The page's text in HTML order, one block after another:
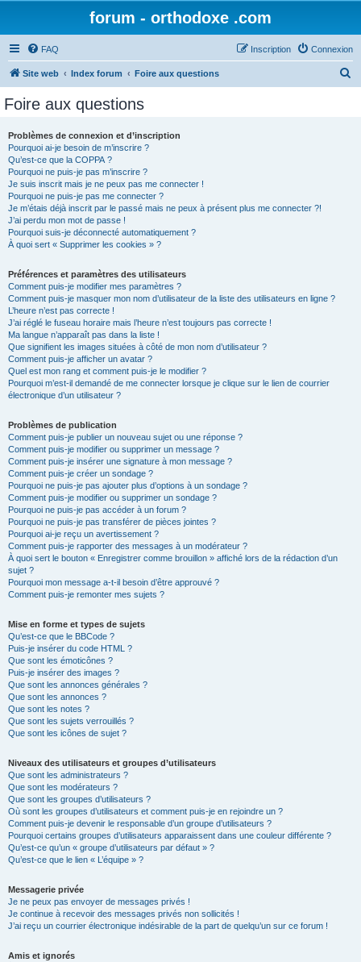
forum - orthodoxe .com
FAQ Connexion
Inscription
Site web Index forum Foire aux questions
Foire aux questions
Problèmes de connexion et d’inscription
Pourquoi ai-je besoin de m’inscrire ?
Qu’est-ce que la COPPA ?
Pourquoi ne puis-je pas m’inscrire ?
Je suis inscrit mais je ne peux pas me connecter !
Pourquoi ne puis-je pas me connecter ?
Je m’étais déjà inscrit par le passé mais ne peux à présent plus me connecter ?!
J’ai perdu mon mot de passe !
Pourquoi suis-je déconnecté automatiquement ?
À quoi sert « Supprimer les cookies » ?
Préférences et paramètres des utilisateurs
Comment puis-je modifier mes paramètres ?
Comment puis-je masquer mon nom d’utilisateur de la liste des utilisateurs en ligne ?
L’heure n’est pas correcte !
J’ai réglé le fuseau horaire mais l’heure n’est toujours pas correcte !
Ma langue n’apparaît pas dans la liste !
Que signifient les images situées à côté de mon nom d’utilisateur ?
Comment puis-je afficher un avatar ?
Quel est mon rang et comment puis-je le modifier ?
Pourquoi m’est-il demandé de me connecter lorsque je clique sur le lien de courrier
électronique d’un utilisateur ?
Problèmes de publication
Comment puis-je publier un nouveau sujet ou une réponse ?
Comment puis-je modifier ou supprimer un message ?
Comment puis-je insérer une signature à mon message ?
Comment puis-je créer un sondage ?
Pourquoi ne puis-je pas ajouter plus d’options à un sondage ?
Comment puis-je modifier ou supprimer un sondage ?
Pourquoi ne puis-je pas accéder à un forum ?
Pourquoi ne puis-je pas transférer de pièces jointes ?
Pourquoi ai-je reçu un avertissement ?
Comment puis-je rapporter des messages à un modérateur ?
À quoi sert le bouton « Enregistrer comme brouillon » affiché lors de la rédaction d’un
sujet ?
Pourquoi mon message a-t-il besoin d’être approuvé ?
Comment puis-je remonter mes sujets ?
Mise en forme et types de sujets
Qu’est-ce que le BBCode ?
Puis-je insérer du code HTML ?
Que sont les émoticônes ?
Puis-je insérer des images ?
Que sont les annonces générales ?
Que sont les annonces ?
Que sont les notes ?
Que sont les sujets verrouillés ?
Que sont les icônes de sujet ?
Niveaux des utilisateurs et groupes d’utilisateurs
Que sont les administrateurs ?
Que sont les modérateurs ?
Que sont les groupes d’utilisateurs ?
Où sont les groupes d’utilisateurs et comment puis-je en rejoindre un ?
Comment puis-je devenir le responsable d’un groupe d’utilisateurs ?
Pourquoi certains groupes d’utilisateurs apparaissent dans une couleur différente ?
Qu’est-ce qu’un « groupe d’utilisateurs par défaut » ?
Qu’est-ce que le lien « L’équipe » ?
Messagerie privée
Je ne peux pas envoyer de messages privés !
Je continue à recevoir des messages privés non sollicités !
J’ai reçu un courrier électronique indésirable de la part de quelqu’un sur ce forum !
Amis et ignorés